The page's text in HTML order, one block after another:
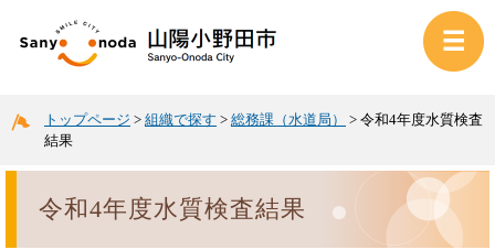
トップページ > 組織で探す > 総務課（水道局） > 令和4年度水質検査
結果
令和4年度水質検査結果